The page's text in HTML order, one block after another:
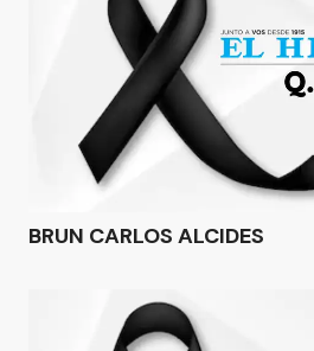
BRUN CARLOS ALCIDES